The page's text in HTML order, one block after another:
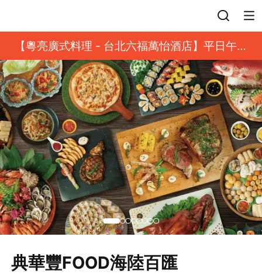
【粵亮廣式料理 - 台北六福萬怡酒店】平日午餐
8 折起｜靓港點套餐
典華豐FOOD海陸百匯